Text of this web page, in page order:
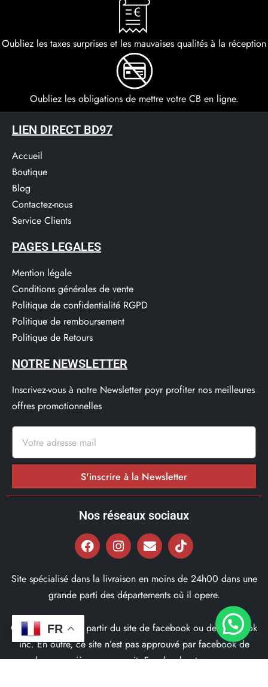
Oubliez les taxes surprises et les mauvaises qualités à la réception
Oubliez les obligations de mettre votre CB en ligne.
LIEN DIRECT BD97
Accueil
Boutique
Blog
Contactez-nous
Service Clients​
PAGES LEGALES
Mention légale
Conditions générales de vente
Politique de confidentialité RGPD
Politique de remboursement
Politique de Retours
NOTRE NEWSLETTER
Inscrivez-vous à notre Newsletter poyr profiter nos meilleures
offres promotionnelles
S'inscrire à la Newsletter
Nos réseaux sociaux
Site spécialisé dans la livraison en moins de 24h00 dans une
grande parti des départements où il opere.
Ce site ne fait pas partir du site de facebook ou de facebook
inc. En outre, ce site n’est pas approuvé par facebook de
quelques manière que ce soit. Facebook est une marque
FR